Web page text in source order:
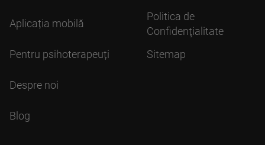
Aplicația mobilă
Pentru psihoterapeuți
Despre noi
Blog
Politica de
Confidenţialitate
Sitemap